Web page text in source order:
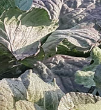
kvalitete